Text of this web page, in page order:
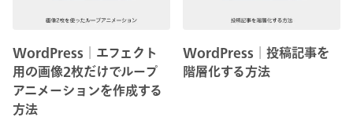
WordPress│エフェクト
用の画像2枚だけでループ
アニメーションを作成する
方法
WordPress│投稿記事を
階層化する方法